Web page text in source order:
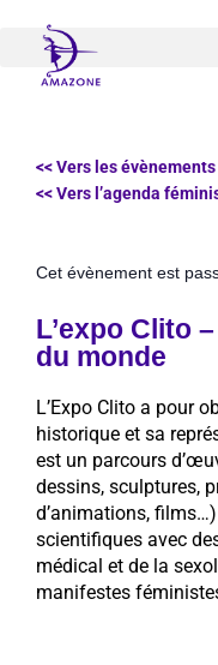
contenu
<< Vers les
<< Vers l’agenda
Cet évènement est
L’expo Clito
du monde
L’Expo Clito a pour
historique et sa
est un parcours
dessins, sculptures,
d’animations,
scientifiques avec
médical et de la
manifestes